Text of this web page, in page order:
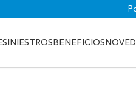
SINIESTROS BENEFICIOS